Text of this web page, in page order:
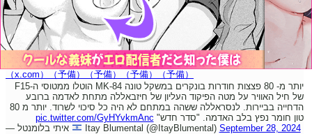
（x.com） （予備） （予備） （予備）
（予備）
יותר מ- 80 פצצות חודרות בונקרים במשקל טונה MK-84 הוטלו ממטוסי ה-F15
של חיל האוויר על מטה הפיקוד העליון של חיזבאללה מתחת לאדמה ברובע
הדחייה בביירות. לנסראללה ששהה במתחם לא היה כל סיכוי לשרוד. יותר מ 80
טון חומר נפץ בלב האדמה. "סדר חדש" pic.twitter.com/GyHYvkmAnc
Itay Blumental (@ItayBlumental) September 28, 2024